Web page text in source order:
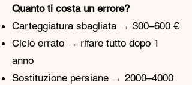
Quanto ti costa un errore?
Carteggiatura sbagliata → 300–600 €
Ciclo errato → rifare tutto dopo 1
anno
Sostituzione persiane → 2000–4000